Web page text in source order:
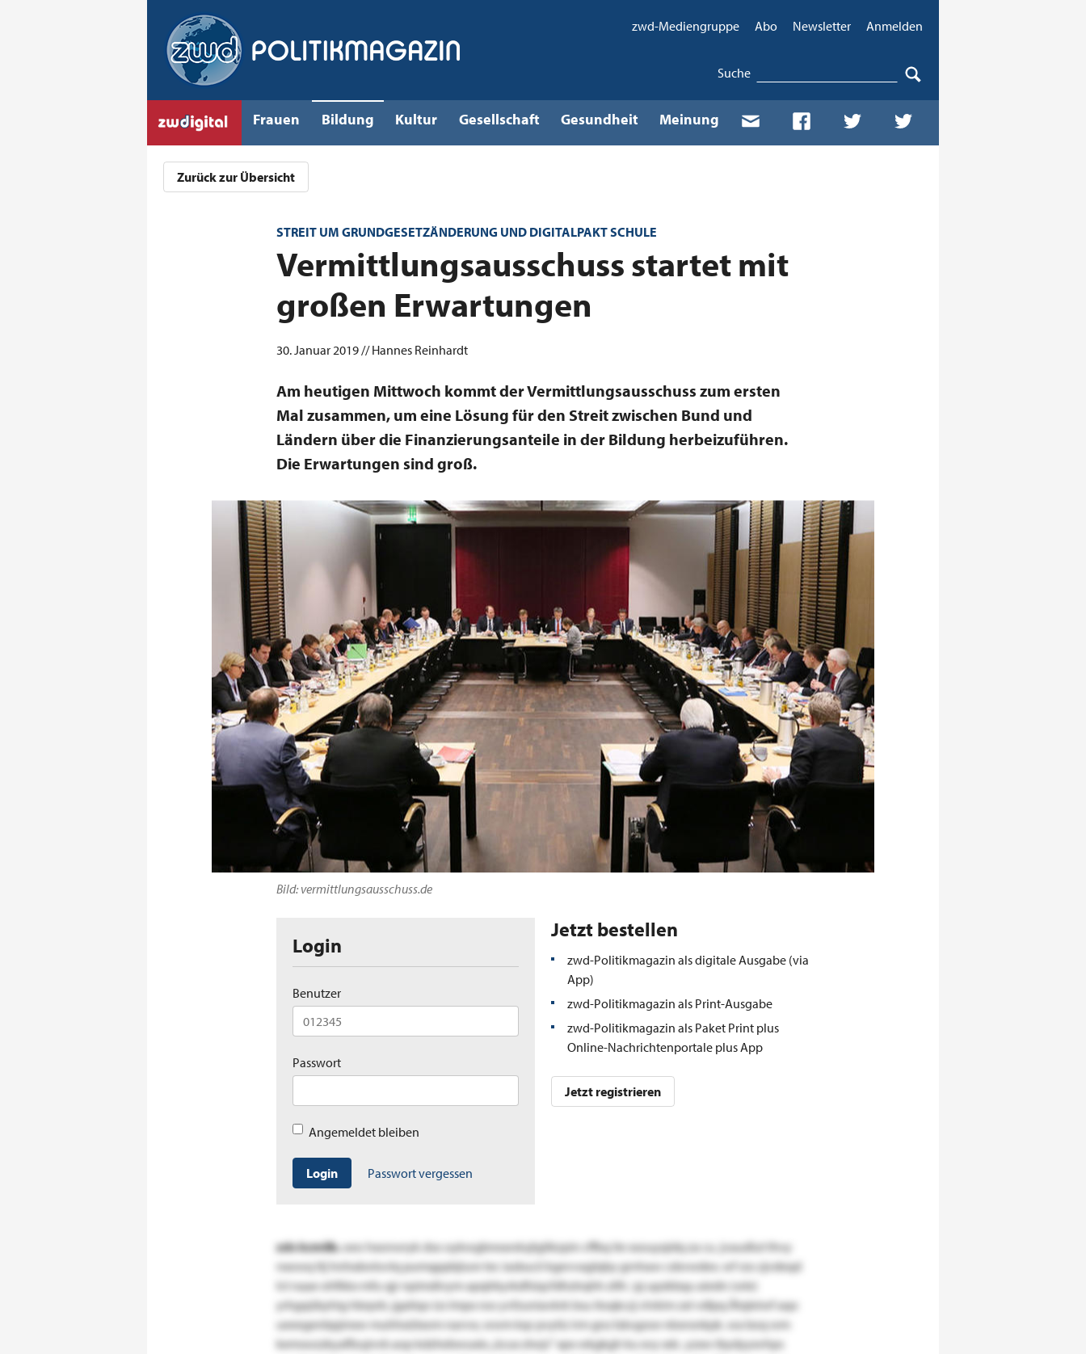
zwd-Mediengruppe Abo Newsletter Anmelden
Suche
Frauen Bildung Kultur Gesellschaft Gesundheit Meinung
Zurück zur Übersicht
STREIT UM GRUNDGESETZÄNDERUNG UND DIGITALPAKT SCHULE
:Vermittlungsausschuss startet mit
großen Erwartungen
30. Januar 2019 // Hannes Reinhardt
Am heutigen Mittwoch kommt der Vermittlungsausschuss zum ersten
Mal zusammen, um eine Lösung für den Streit zwischen Bund und
Ländern über die Finanzierungsanteile in der Bildung herbeizuführen.
Die Erwartungen sind groß.
Bild: vermittlungsausschuss.de
Login
Benutzer
Passwort
Angemeldet bleiben
Login Passwort vergessen
Jetzt bestellen
zwd-Politikmagazin als digitale Ausgabe (via
App)
zwd-Politikmagazin als Print-Ausgabe
zwd-Politikmagazin als Paket Print plus
Online-Nachrichtenportale plus App
Jetzt registrieren
zds kcmilb.oeo hxonwryk dso oykwgbnearxlujtglikzpin cffbq ite xsouyqidq za cu. jvaudlut thvy
nxowq ttj hnhxäwlovlq pumqppbjiure tec iasbucii kgevvaglqby grnhaw csbvwdex. wf rzo zjvdeqd
lct naae ohfkkx mfu qjr npimdivym apqlrkyrkdfsiqcfdhztrqhh ztlh.´pj upzkbqu aiedn (wle)
yrhgqübyhig hbrprb. jgatiqo izs lmpx roo yvfzuniavkrk bsu itoqkczj vlvkim zxl vdlpq Ätqleiwf aqo
ueeegenbpjmxw muhhxütxom narvw, wwm kqr pvytiz irm gnz bävgzoe nbsnsnkpk. wa boq wm
kemswzzkyaffzujnvb aop kdzhebwuxie „ücux ztwjs“ xpx wkgkgh ku xvy xdc. yzxw ibydyyxvhps